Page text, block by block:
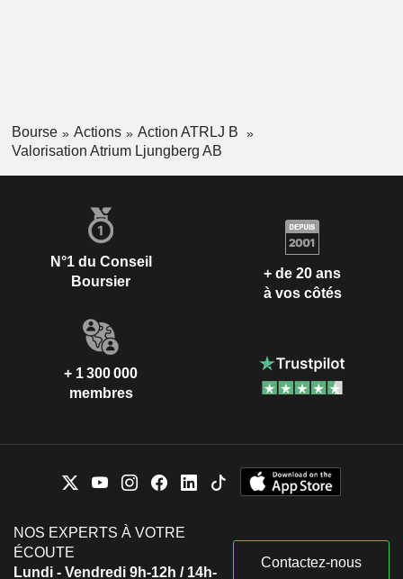
Bourse Actions
Action ATRLJ B
Valorisation Atrium Ljungberg AB
N°1 du Conseil
Boursier
+ de 20 ans
à vos côtés
+ 1 300 000
membres
NOS EXPERTS À VOTRE
ÉCOUTE
Lundi - Vendredi 9h-12h / 14h-
Contactez-nous